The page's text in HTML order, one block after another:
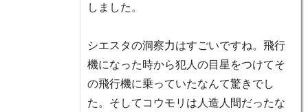
しました。
シエスタの洞察力はすごいですね。飛行
機になった時から犯人の目星をつけてそ
の飛行機に乗っていたなんて驚きでし
た。そしてコウモリは人造人間だったな